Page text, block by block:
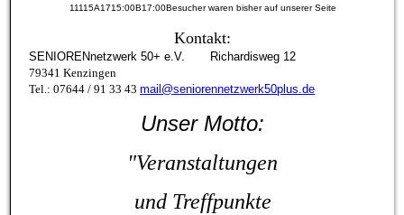
11115A1715:00B17:00Besucher waren bisher auf unserer Seite
Kontakt:
SENIORENnetzwerk 50+ e.V. Richardisweg 12
79341 Kenzingen
Tel.: 07644 / 91 33 43mail@seniorennetzwerk50plus.de
Unser Motto:
"Veranstaltungen
und Treffpunkte